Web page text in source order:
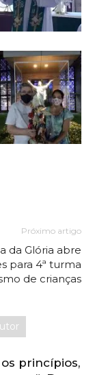
Próximo artigo
da Glória abre
para 4ª turma
de crianças
princípios,